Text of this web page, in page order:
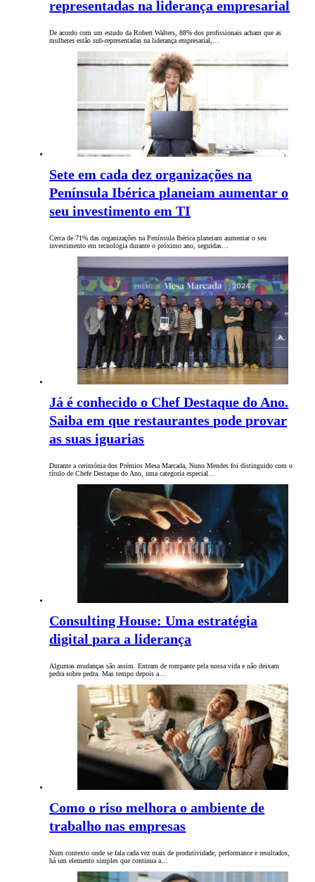
representadas na liderança empresarial
De acordo com um estudo da Robert Walters, 88% dos profissionais acham que as
mulheres estão sub-representadas na liderança empresarial,…
Sete em cada dez organizações na
Península Ibérica planeiam aumentar o
seu investimento em TI
Cerca de 71% das organizações na Península Ibérica planeiam aumentar o seu
investimento em tecnologia durante o próximo ano, seguidas…
Já é conhecido o Chef Destaque do Ano.
Saiba em que restaurantes pode provar
as suas iguarias
Durante a cerimónia dos Prémios Mesa Marcada, Nuno Mendes foi distinguido com o
título de Chefe Destaque do Ano, uma categoria especial…
Consulting House: Uma estratégia
digital para a liderança
Algumas mudanças são assim. Entram de rompante pela nossa vida e não deixam
pedra sobre pedra. Mas tempo depois a…
Como o riso melhora o ambiente de
trabalho nas empresas
Num contexto onde se fala cada vez mais de produtividade, performance e resultados,
há um elemento simples que continua a…